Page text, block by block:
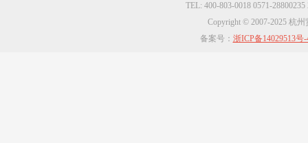
TEL: 400-803-0018 0571-
Copyright © 2007-2025 杭
备案号： 浙ICP备14029513号-